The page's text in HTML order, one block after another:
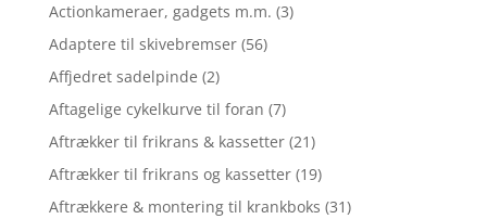
Actionkameraer, gadgets m.m. (3)
Adaptere til skivebremser (56)
Affjedret sadelpinde (2)
Aftagelige cykelkurve til foran (7)
Aftrækker til frikrans & kassetter (21)
Aftrækker til frikrans og kassetter (19)
Aftrækkere & montering til krankboks (31)